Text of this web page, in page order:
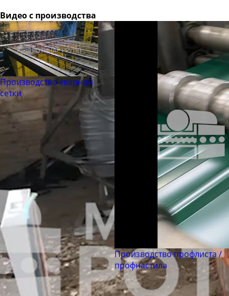
Видео с производства
Производство сварной
сетки
Производство профлиста /
профнастила